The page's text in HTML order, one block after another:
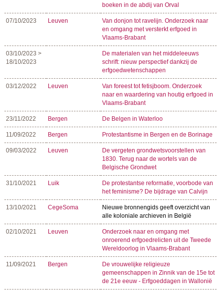
boeken in de abdij van Orval
07/10/2023 Leuven
Van donjon tot ravelijn. Onderzoek naar
en omgang met versterkt erfgoed in
Vlaams-Brabant
03/10/2023 >
18/10/2023
De materialen van het middeleeuws
schrift: nieuw perspectief dankzij de
erfgoedwetenschappen
03/12/2022 Leuven
Van foreest tot fetisjboom. Onderzoek
naar en waardering van houtig erfgoed in
Vlaams-Brabant
23/11/2022 Bergen De Belgen in Waterloo
11/09/2022 Bergen Protestantisme in Bergen en de Borinage
09/03/2022 Leuven
De vergeten grondwetsvoorstellen van
1830. Terug naar de wortels van de
Belgische Grondwet
31/10/2021 Luik
De protestantse reformatie, voorbode van
het feminisme? De bijdrage van Calvijn
13/10/2021 CegeSoma
Nieuwe bronnengids geeft overzicht van
alle koloniale archieven in België
02/10/2021 Leuven
Onderzoek naar en omgang met
onroerend erfgoedrelicten uit de Tweede
Wereldoorlog in Vlaams-Brabant
11/09/2021 Bergen
De vrouwelijke religieuze
gemeenschappen in Zinnik van de 15e tot
de 21e eeuw - Erfgoeddagen in Wallonië